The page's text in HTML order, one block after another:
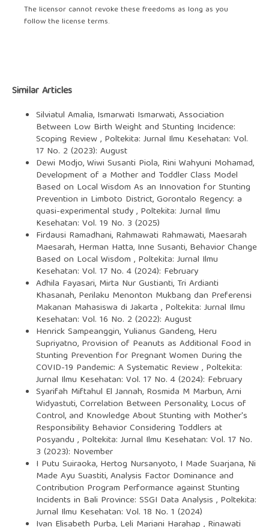
The licensor cannot revoke these freedoms as long as you
follow the license terms.
Similar Articles
Silviatul Amalia, Ismarwati Ismarwati,Association
Between Low Birth Weight and Stunting Incidence:
Scoping Review, Poltekita: Jurnal Ilmu Kesehatan: Vol.
17 No. 2 (2023): August
Dewi Modjo, Wiwi Susanti Piola, Rini Wahyuni Mohamad,
Development of a Mother and Toddler Class Model
Based on Local Wisdom As an Innovation for Stunting
Prevention in Limboto District, Gorontalo Regency: a
quasi-experimental study, Poltekita: Jurnal Ilmu
Kesehatan: Vol. 19 No. 3 (2025)
Firdausi Ramadhani, Rahmawati Rahmawati, Maesarah
Maesarah, Herman Hatta, Inne Susanti, Behavior Change
Based on Local Wisdom , Poltekita: Jurnal Ilmu
Kesehatan: Vol. 17 No. 4 (2024): February
Adhila Fayasari, Mirta Nur Gustianti, Tri Ardianti
Khasanah, Perilaku Menonton Mukbang dan Preferensi
Makanan Mahasiswa di Jakarta , Poltekita: Jurnal Ilmu
Kesehatan: Vol. 16 No. 2 (2022): August
Henrick Sampeanggin, Yulianus Gandeng, Heru
Supriyatno, Provision of Peanuts as Additional Food in
Stunting Prevention for Pregnant Women During the
COVID-19 Pandemic: A Systematic Review, Poltekita:
Jurnal Ilmu Kesehatan: Vol. 17 No. 4 (2024): February
Syarifah Miftahul El Jannah, Rosmida M Marbun, Arni
Widyastuti,Correlation Between Personality, Locus of
Control, and Knowledge About Stunting with Mother's
Responsibility Behavior Considering Toddlers at
Posyandu , Poltekita: Jurnal Ilmu Kesehatan: Vol. 17 No.
3 (2023): November
I Putu Suiraoka, Hertog Nursanyoto, I Made Suarjana, Ni
Made Ayu Suastiti,Analysis Factor Dominance and
Contribution Program Performance against Stunting
Incidents in Bali Province: SSGI Data Analysis , Poltekita:
Jurnal Ilmu Kesehatan: Vol. 18 No. 1 (2024)